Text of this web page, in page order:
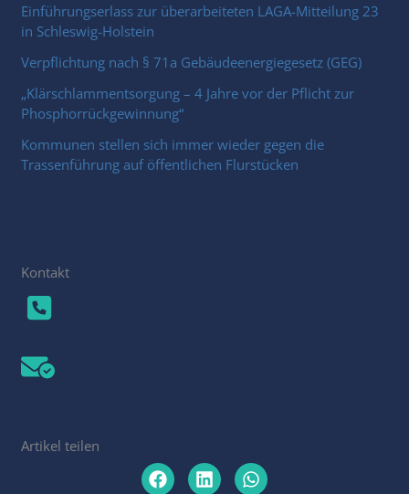
Einführungserlass zur überarbeiteten LAGA-Mitteilung 23
in Schleswig-Holstein
Verpflichtung nach § 71a Gebäudeenergiegesetz (GEG)
„Klärschlammentsorgung – 4 Jahre vor der Pflicht zur
Phosphorrückgewinnung“
Kommunen stellen sich immer wieder gegen die
Trassenführung auf öffentlichen Flurstücken
Kontakt
Artikel teilen